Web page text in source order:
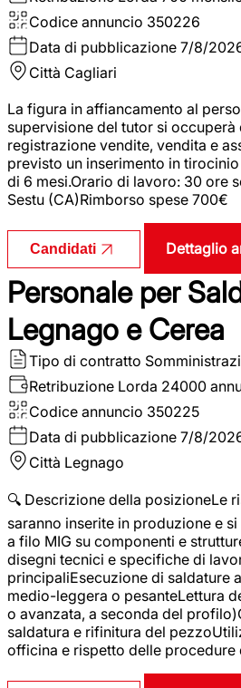
Codice annuncio 350226
Data di pubblicazione 7/8/
Città Cagliari
La figura in affiancamento al
supervisione del tutor si occuperà
registrazione vendite, vendita e
previsto un inserimento in
di 6 mesi.Orario di lavoro: 30 ore
Sestu (CA)Rimborso spese 700€
Candidati Dettaglio
Personale per
Legnago e Cerea
Tipo di contratto
Retribuzione Lorda 24000
Codice annuncio 350225
Data di pubblicazione 7/8/
Città Legnago
🔍 Descrizione della posizioneLe
saranno inserite in produzione e
a filo MIG su componenti e
disegni tecnici e specifiche di
principaliEsecuzione di saldature
medio-leggera o pesanteLettura
o avanzata, a seconda del
saldatura e rifinitura del
officina e rispetto delle procedure